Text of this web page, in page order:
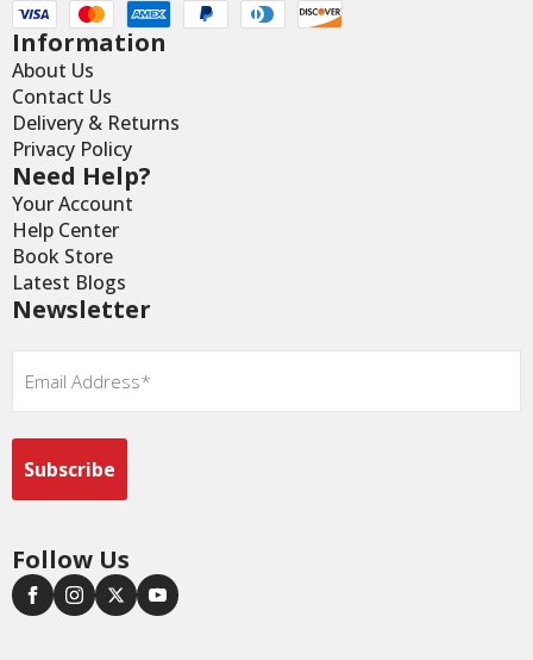
Information
About Us
Contact Us
Delivery & Returns
Privacy Policy
Need Help?
Your Account
Help Center
Book Store
Latest Blogs
Newsletter
Email
Follow Us